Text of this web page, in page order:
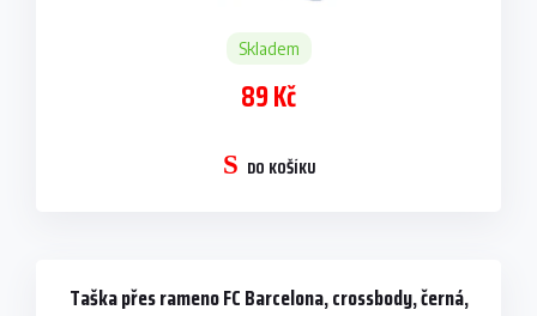
Skladem
89 Kč
DO KOŠÍKU
Taška přes rameno FC Barcelona, crossbody, černá,